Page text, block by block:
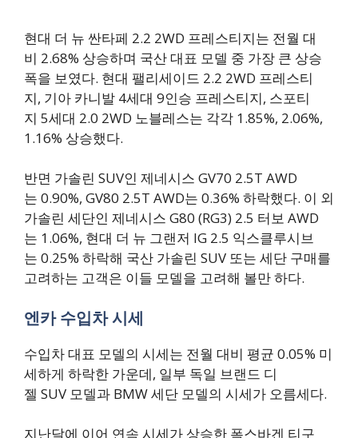
현대 더 뉴 싼타페 2.2 2WD 프레스티지는 전월 대
비 2.68% 상승하며 국산 대표 모델 중 가장 큰 상승
폭을 보였다. 현대 팰리세이드 2.2 2WD 프레스티
지, 기아 카니발 4세대 9인승 프레스티지, 스포티
지 5세대 2.0 2WD 노블레스는 각각 1.85%, 2.06%,
1.16% 상승했다.
반면 가솔린 SUV인 제네시스 GV70 2.5T AWD
는 0.90%, GV80 2.5T AWD는 0.36% 하락했다. 이 외
가솔린 세단인 제네시스 G80 (RG3) 2.5 터보 AWD
는 1.06%, 현대 더 뉴 그랜저 IG 2.5 익스클루시브
는 0.25% 하락해 국산 가솔린 SUV 또는 세단 구매를
고려하는 고객은 이들 모델을 고려해 볼만 하다.
엔카 수입차 시세
수입차 대표 모델의 시세는 전월 대비 평균 0.05% 미
세하게 하락한 가운데, 일부 독일 브랜드 디
젤 SUV 모델과 BMW 세단 모델의 시세가 오름세다.
지난달에 이어 연속 시세가 상승한 폭스바겐 티구